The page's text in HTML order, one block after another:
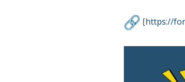
[https://